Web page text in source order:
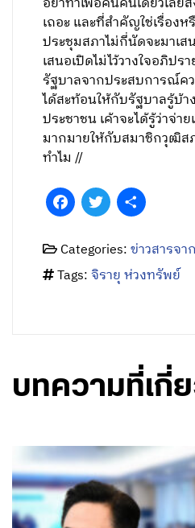
เถอะ และที่สำคัญใช่เรื่อง
ประชุมสภาไม่กี่นัดจะมาเส
เสนอเปิดไม่ไว้วางใจอภิปร
รัฐบาลจากประสบการณ์ค
ได้สะท้อนให้กับรัฐบาลรู้บ้
ประชาชน เค้าจะได้รู้ว่าจ่า
มากมายให้กับสมาชิกวุฒิส
ทำไม //
FacebookTwitter
Categories:ข่าวสารจ
Tags:จิรายุ ห่วงทรัพย์
บทความที่เกี่